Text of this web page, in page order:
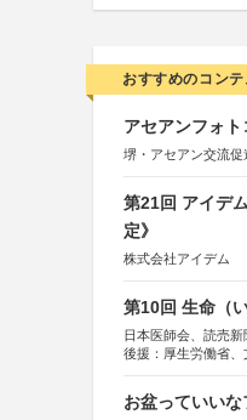
おすすめのコンテ
アセアンフォ
堺・アセアン交流促
第21回 アイデ
定》
株式会社アイデム
第10回 生命（
日本医師会、読売新
後援：厚生労働省、
お盆っていい